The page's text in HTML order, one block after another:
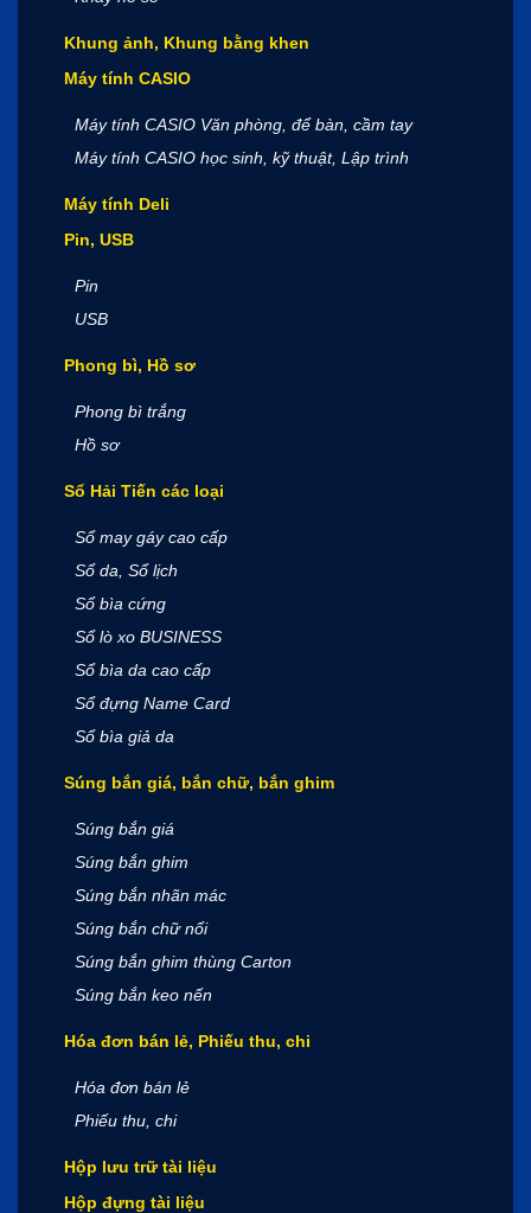
Khung ảnh, Khung bằng khen
Máy tính CASIO
Máy tính CASIO Văn phòng, để bàn, cầm tay
Máy tính CASIO học sinh, kỹ thuật, Lập trình
Máy tính Deli
Pin, USB
Pin
USB
Phong bì, Hồ sơ
Phong bì trắng
Hồ sơ
Sổ Hải Tiến các loại
Sổ may gáy cao cấp
Sổ da, Sổ lịch
Sổ bìa cứng
Sổ lò xo BUSINESS
Sổ bìa da cao cấp
Sổ đựng Name Card
Sổ bìa giả da
Súng bắn giá, bắn chữ, bắn ghim
Súng bắn giá
Súng bắn ghim
Súng bắn nhãn mác
Súng bắn chữ nổi
Súng bắn ghim thùng Carton
Súng bắn keo nến
Hóa đơn bán lẻ, Phiếu thu, chi
Hóa đơn bán lẻ
Phiếu thu, chi
Hộp lưu trữ tài liệu
Hộp đựng tài liệu